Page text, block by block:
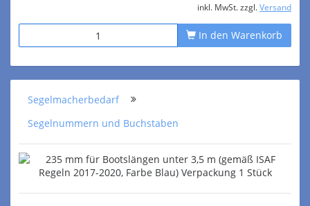
inkl. MwSt. zzgl. Versand
In den Warenkorb
Segelmacherbedarf
Segelnummern und Buchstaben